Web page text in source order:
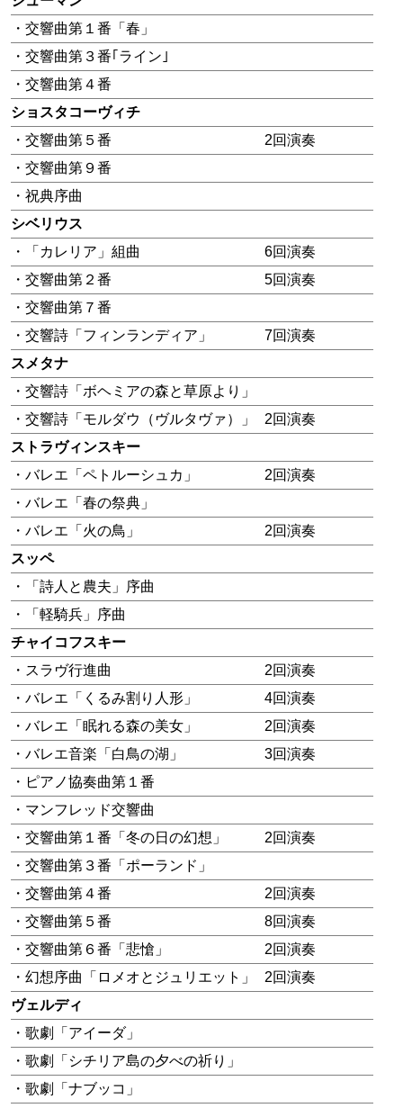
・交響曲第１番「春」
・交響曲第３番｢ライン｣
・交響曲第４番
ショスタコーヴィチ
・交響曲第５番
2回演奏
・交響曲第９番
・祝典序曲
シベリウス
・「カレリア」組曲
6回演奏
・交響曲第２番
5回演奏
・交響曲第７番
・交響詩「フィンランディア」
7回演奏
スメタナ
・交響詩「ボヘミアの森と草原より」
・交響詩「モルダウ（ヴルタヴァ）」
2回演奏
ストラヴィンスキー
・バレエ「ペトルーシュカ」
2回演奏
・バレエ「春の祭典」
・バレエ「火の鳥」
2回演奏
スッペ
・「詩人と農夫」序曲
・「軽騎兵」序曲
チャイコフスキー
・スラヴ行進曲
2回演奏
・バレエ「くるみ割り人形」
4回演奏
・バレエ「眠れる森の美女」
2回演奏
・バレエ音楽「白鳥の湖」
3回演奏
・ピアノ協奏曲第１番
・マンフレッド交響曲
・交響曲第１番「冬の日の幻想」
2回演奏
・交響曲第３番「ポーランド」
・交響曲第４番
2回演奏
・交響曲第５番
8回演奏
・交響曲第６番「悲愴」
2回演奏
・幻想序曲「ロメオとジュリエット」
2回演奏
ヴェルディ
・歌劇「アイーダ」
・歌劇「シチリア島の夕べの祈り」
・歌劇「ナブッコ」